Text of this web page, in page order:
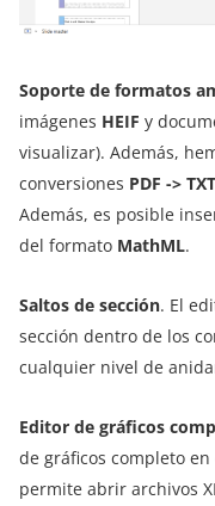
Soporte de formatos
imágenes HEIF y
visualizar). Además,
conversiones PDF -> TXT
Además, es posible
del formato MathML.
Saltos de sección. El
sección dentro de los
cualquier nivel de
Editor de gráficos
de gráficos completo
permite abrir archivos